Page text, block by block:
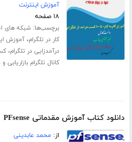
آموزش اینترنت
۱۸ صفحه
برچسب‌ها:شبکه های
کار در تلگرام،آموزش
درآمدزایی در تلگرام،
کانال تلگرام
دانلود کتاب آموزش مقدماتی PFsense
از: محمد عابدینی